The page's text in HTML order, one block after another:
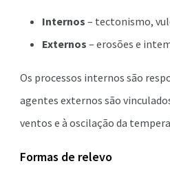
Internos – tectonismo,
Externos – erosões e
Os processos internos são
agentes externos são
ventos e à oscilação da
Formas de relevo